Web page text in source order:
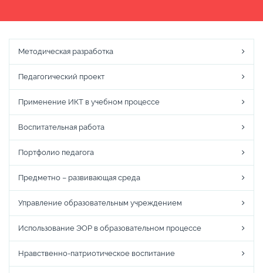
Методическая разработка
Педагогический проект
Применение ИКТ в учебном процессе
Воспитательная работа
Портфолио педагога
Предметно – развивающая среда
Управление образовательным учреждением
Использование ЭОР в образовательном процессе
Нравственно-патриотическое воспитание